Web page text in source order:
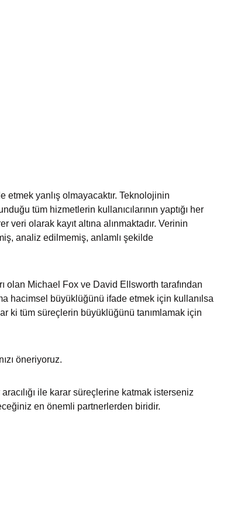
yanlış olmayacaktır. Teknolojinin
tüm hizmetlerin kullanıcılarının yaptığı her
olarak kayıt altına alınmaktadır. Verinin
analiz edilmemiş, anlamlı şekilde
olan Michael Fox ve David Ellsworth tarafından
hacimsel büyüklüğünü ifade etmek için kullanılsa
ki tüm süreçlerin büyüklüğünü tanımlamak için
öneriyoruz.
ile karar süreçlerine katmak isterseniz
en önemli partnerlerden biridir.